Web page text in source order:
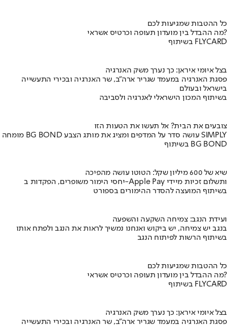
כל ההטבות שמגיעות לכם
מה ההבדל בין מועדון תעופה וכרטיס אשראי?
בשיתוף FLYCARD
בצל איומי איראן: כך נערך משק האנרגיה
פסגת האנרגיה במעמד שגריר ארה"ב, שר האנרגיה ובכירי התעשייה
בישראל ובעולם
בשיתוף המכון הישראלי לאנרגיה ולסביבה
צובעים את הבית? אל תעשו את הטעות הזו
מומחה BG BOND עושה סדר על המדפים ומציג את מותג הצבע SIMPLY
בשיתוף BG BOND
שיא של 600 מיליון שקל: הטוטו עושה מהפיכה
יחסי הימור משופרים, הפקדות ב-Apple Pay ותשלום זכיות מיידי
בשיתוף המועצה להסדר ההימורים בספורט
ועידת הנגב: צמיחה השקעה והשפעה
בנגב יש צמיחה, יש ביקוש ואנחנו נמשיך לראות את הנגב ולפתח אותו
בשיתוף הרשות לפיתוח הנגב
כל ההטבות שמגיעות לכם
מה ההבדל בין מועדון תעופה וכרטיס אשראי?
בשיתוף FLYCARD
בצל איומי איראן: כך נערך משק האנרגיה
פסגת האנרגיה במעמד שגריר ארה"ב, שר האנרגיה ובכירי התעשייה